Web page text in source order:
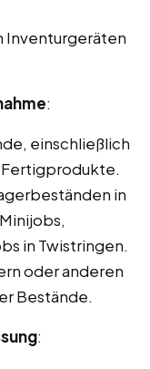
Inventurgeräten
:
einschließlich
in
in Twistringen.
oder anderen
Bestände.
: